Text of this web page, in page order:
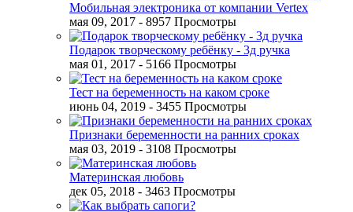
Мобильная электроника от компании Vertex
мая 09, 2017 - 8957 Просмотры
Подарок творческому ребёнку - 3д ручка
мая 01, 2017 - 5166 Просмотры
Тест на беременность на каком сроке
июнь 04, 2019 - 3455 Просмотры
Признаки беременности на ранних сроках
мая 03, 2019 - 3108 Просмотры
Материнская любовь
дек 05, 2018 - 3463 Просмотры